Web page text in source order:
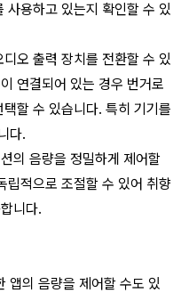
사용하고 있는지 확인할 수 있
오 출력 장치를 전환할 수 있
연결되어 있는 경우 번거로
할 수 있습니다. 특히 기기를
다.
의 음량을 정밀하게 제어할
립적으로 조절할 수 있어 취향
니다.
앱의 음량을 제어할 수도 있